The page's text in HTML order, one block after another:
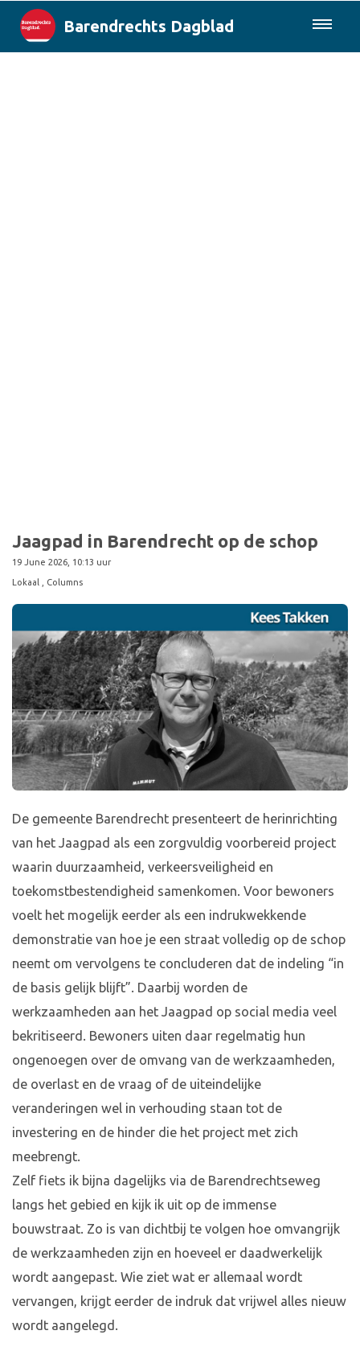
Barendrechts Dagblad
Jaagpad in Barendrecht op de schop
19 June 2026, 10:13 uur
Lokaal , Columns
De gemeente Barendrecht presenteert de herinrichting
van het Jaagpad als een zorgvuldig voorbereid project
waarin duurzaamheid, verkeersveiligheid en
toekomstbestendigheid samenkomen. Voor bewoners
voelt het mogelijk eerder als een indrukwekkende
demonstratie van hoe je een straat volledig op de schop
neemt om vervolgens te concluderen dat de indeling “in
de basis gelijk blijft”. Daarbij worden de
werkzaamheden aan het Jaagpad op social media veel
bekritiseerd. Bewoners uiten daar regelmatig hun
ongenoegen over de omvang van de werkzaamheden,
de overlast en de vraag of de uiteindelijke
veranderingen wel in verhouding staan tot de
investering en de hinder die het project met zich
meebrengt.
Zelf fiets ik bijna dagelijks via de Barendrechtseweg
langs het gebied en kijk ik uit op de immense
bouwstraat. Zo is van dichtbij te volgen hoe omvangrijk
de werkzaamheden zijn en hoeveel er daadwerkelijk
wordt aangepast. Wie ziet wat er allemaal wordt
vervangen, krijgt eerder de indruk dat vrijwel alles nieuw
wordt aangelegd.